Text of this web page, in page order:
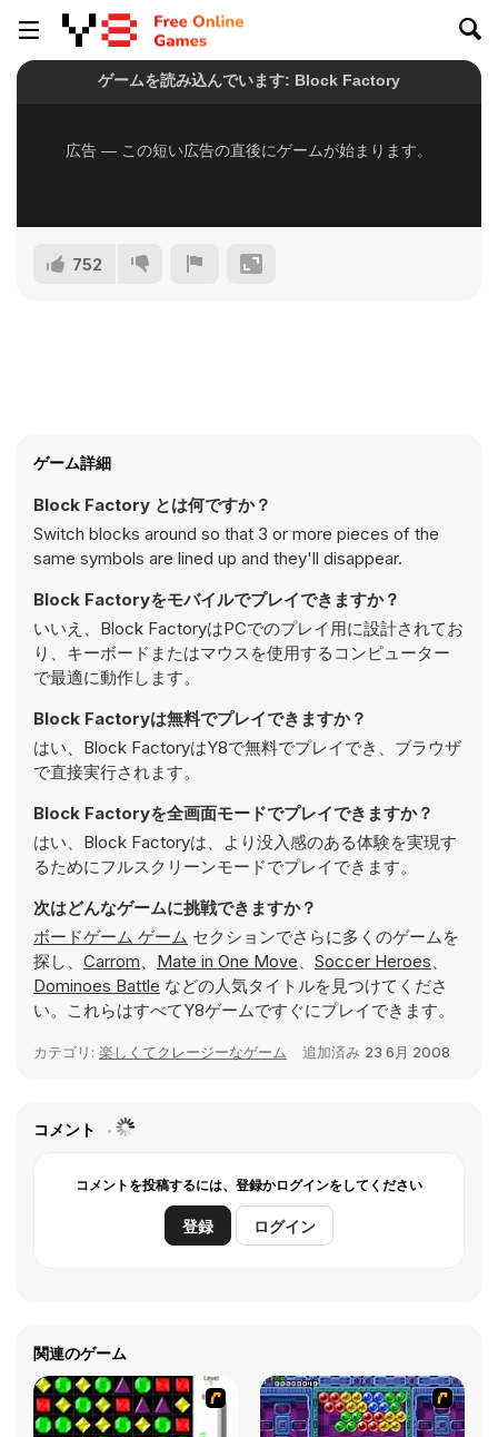
752
ゲーム詳細
Block Factory とは何ですか？
Switch blocks around so that 3 or more pieces of the
same symbols are lined up and they'll disappear.
Block Factoryをモバイルでプレイできますか？
いいえ、Block FactoryはPCでのプレイ用に設計されてお
り、キーボードまたはマウスを使用するコンピューター
で最適に動作します。
Block Factoryは無料でプレイできますか？
はい、Block FactoryはY8で無料でプレイでき、ブラウザ
で直接実行されます。
Block Factoryを全画面モードでプレイできますか？
はい、Block Factoryは、より没入感のある体験を実現す
るためにフルスクリーンモードでプレイできます。
次はどんなゲームに挑戦できますか？
ボードゲーム ゲーム セクションでさらに多くのゲームを
探し、 Carrom、 Mate in One Move、 Soccer Heroes、
Dominoes Battle などの人気タイトルを見つけてくださ
い。これらはすべてY8ゲームですぐにプレイできます。
カテゴリ: 楽しくてクレージーなゲーム 追加済み 23 6月 2008
コメント
コメントを投稿するには、登録かログインをしてください
登録 ログイン
関連のゲーム